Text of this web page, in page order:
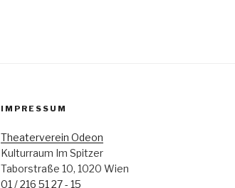
IMPRESSUM
Theaterverein Odeon
Kulturraum Im Spitzer
Taborstraße 10, 1020 Wien
01 / 216 51 27 - 15